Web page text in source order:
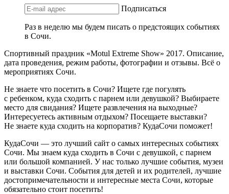
Подписаться
Раз в неделю мы будем писать о предстоящих событиях
в Сочи.
Спортивный праздник «Motul Extreme Show» 2017. Описание,
дата проведения, режим работы, фотографии и отзывы. Всё о
мероприятиях Сочи.
Не знаете что посетить в Сочи? Ищете где погулять
с ребенком, куда сходить с парнем или девушкой? Выбираете
место для свидания? Ищете развлечения на выходные?
Интересуетесь активным отдыхом? Посещаете выставки?
Не знаете куда сходить на корпоратив? КудаСочи поможет!
КудаСочи — это лучший сайт о самых интересных событиях
Сочи. Мы знаем куда сходить в Сочи с девушкой, с парнем
или большой компанией. У нас только лучшие события, музеи
и выставки Сочи. События для детей и их родителей, лучшие
достопримечательности и интересные места Сочи, которые
обязательно стоит посетить!